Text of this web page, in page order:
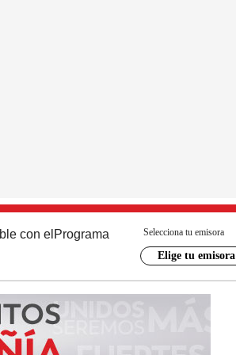
con el Programa Selecciona tu emisora
Elige tu emisora